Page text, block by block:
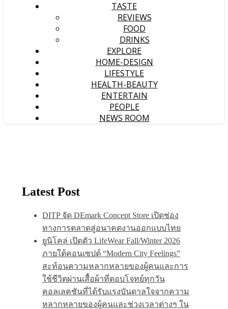
TASTE
REVIEWS
FOOD
DRINKS
EXPLORE
HOME-DESIGN
LIFESTYLE
HEALTH-BEAUTY
ENTERTAIN
PEOPLE
NEWS ROOM
Latest Post
DITP จัด DEmark Concept Store เปิดช่อง
ทางการตลาดสู่อนาคตงานออกแบบไทย
ยูนิโคล่ เปิดตัว LifeWear Fall/Winter 2026
ภายใต้คอนเซปต์ “Modern City Feelings”
สะท้อนความหลากหลายของผู้คนและการ
ใช้ชีวิตผ่านเสื้อผ้าที่ตอบโจทย์ทุกวัน
คอลเลคชันที่ได้รับแรงบันดาลใจจากความ
หลากหลายของผู้คนและช่วงเวลาต่างๆ ใน